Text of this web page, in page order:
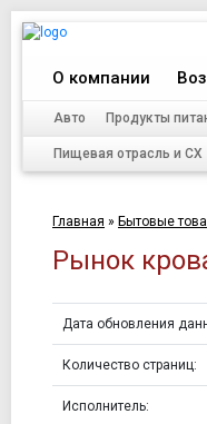
О компании
Авто Продукты
Пищевая отрасль и СХ
Главная » Бытовые
Рынок
Дата обновления
Количество страниц:
Исполнитель: